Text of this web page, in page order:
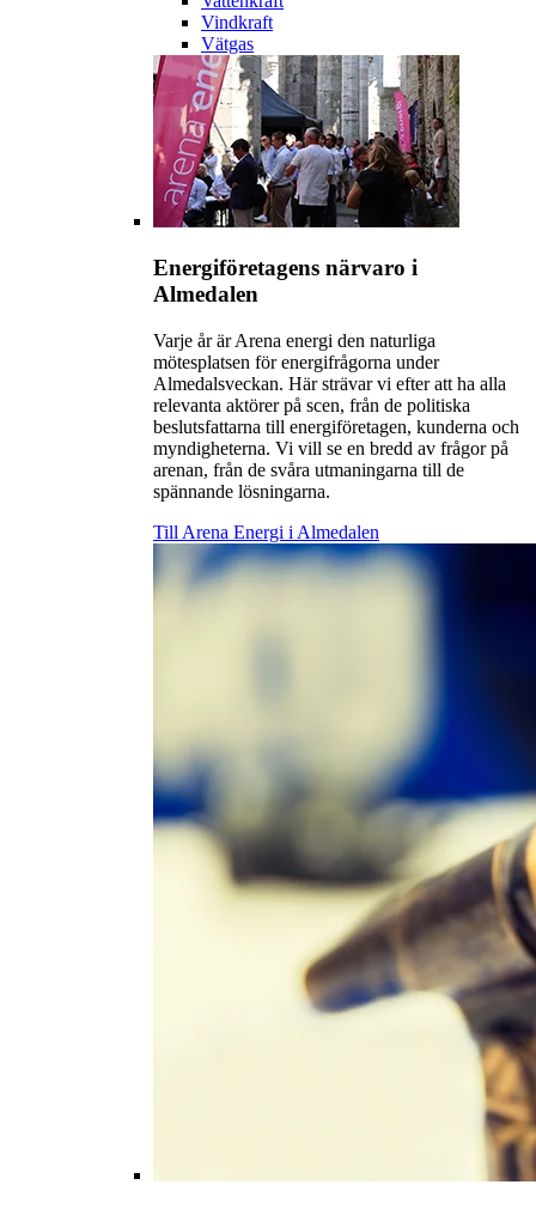
Vindkraft
Vätgas
Energiföretagens närvaro i
Almedalen
Varje år är Arena energi den naturliga
mötesplatsen för energifrågorna under
Almedalsveckan. Här strävar vi efter att ha alla
relevanta aktörer på scen, från de politiska
beslutsfattarna till energiföretagen, kunderna och
myndigheterna. Vi vill se en bredd av frågor på
arenan, från de svåra utmaningarna till de
spännande lösningarna.
Till Arena Energi i Almedalen